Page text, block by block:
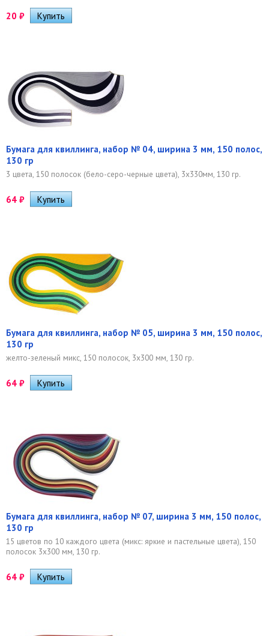
20 ₽
Бумага для квиллинга, набор № 04, ширина 3 мм, 150 полос,
130 гр
3 цвета, 150 полосок (бело-серо-черные цвета), 3х330мм, 130 гр.
64 ₽
Бумага для квиллинга, набор № 05, ширина 3 мм, 150 полос,
130 гр
желто-зеленый микс, 150 полосок, 3х300 мм, 130 гр.
64 ₽
Бумага для квиллинга, набор № 07, ширина 3 мм, 150 полос,
130 гр
15 цветов по 10 каждого цвета (микс: яркие и пастельные цвета), 150
полосок 3х300 мм, 130 гр.
64 ₽